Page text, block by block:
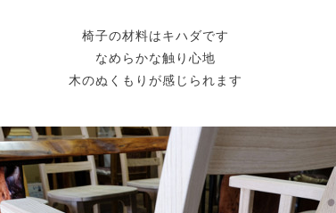
椅子の材料はキハダです
なめらかな触り心地
木のぬくもりが感じられます